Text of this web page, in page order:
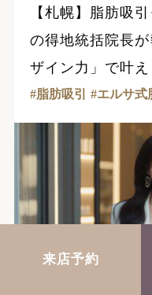
【札幌】脂肪吸
の得地統括院長
ザイン力」で叶
脂肪吸引 エルサ式
来店予約